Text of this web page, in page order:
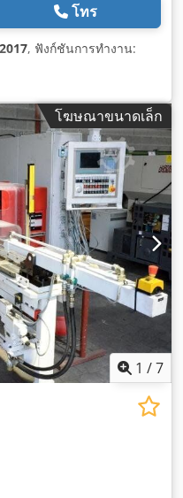
โทร
2017, ฟังก์ชันการทำงาน:
โฆษณาขนาดเล็ก
1 /7